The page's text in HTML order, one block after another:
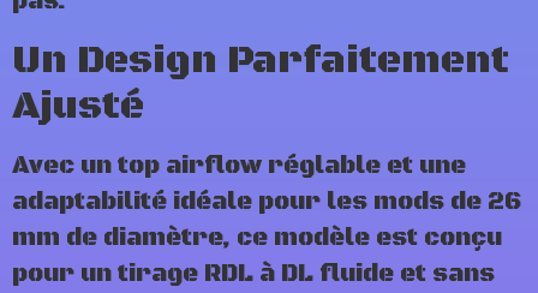
Un Design Parfaitement
Ajusté
Avec un top airflow réglable et une
adaptabilité idéale pour les mods de 26
mm de diamètre, ce modèle est conçu
pour un tirage RDL à DL fluide et sans